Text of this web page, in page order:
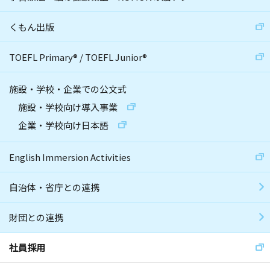
くもん出版
TOEFL Primary® /TOEFL Junior®
施設・学校・企業での公文式
施設・学校向け導入事業
企業・学校向け日本語
English Immersion Activities
自治体・省庁との連携
財団との連携
社員採用